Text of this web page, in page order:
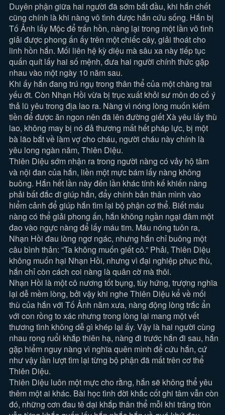
Duyên phận giữa hai người đã sớm bắt đầu, khi hắn chết
cũng chính là khi nàng vô tình được hắn cứu sống. Hắn bị
Tố Ảnh lấy Mộc để trấn hồn, nàng lại trong một lần vô tình
giải được phong ấn ấy trên một chiếc cây, giải thoát cho
linh hồn hắn. Mối liên hệ kỳ diệu mà sâu xa này tiếp tục
quấn quít lấy hai số mệnh, đưa hai người chính thức gặp
nhau vào một ngày 10 năm sau.
Khi ấy hắn đang trú ngụ trong thân thể của một chàng trai
yếu ớt. Còn Nhạn Hồi vừa bị trục xuất khỏi sư môn do cố ý
thả lũ yêu trong địa lao ra. Nàng vì nóng lòng muốn kiếm
tiền để được ăn ngon nên đã lên đường giết Xà yêu lấy thù
lao, không may bị nó đả thương mất hết pháp lực, bị một
bà lão bắt về làm vợ cho cháu, người cháu này chính là
yêu long ngàn năm, Thiên Diệu.
Thiên Diệu sớm nhận ra trong người nàng có vảy hộ tâm
và nội đan của hắn, liền một mực bám lấy nàng không
buông. Hắn hết lần này đến lần khác tính kế khiến nàng
phải bất đắc dĩ giúp hắn, đẩy chính bản thân mình vào
hiểm cảnh để giúp hắn tìm lại bộ phận cơ thể. Biết máu
nàng có thể giải phong ấn, hắn không ngần ngại đâm một
đao vào ngực nàng để lấy máu tim. Máu nóng tuôn ra,
Nhạn Hồi đau lòng ngơ ngác, nhưng hắn chỉ buông một
câu bình thản: “Ta không muốn giết cô.” Phải, Thiên Diệu
không muốn hại Nhạn Hồi, nhưng vì đại nghiệp phục thù,
hắn chỉ còn cách coi nàng là quân cờ mà thôi.
Nhạn Hồi là một cô nương tốt bụng, tùy hứng, trượng nghĩa
lại dễ mềm lòng, bởi vậy khi nghe Thiên Diệu kể về mối
thù của hắn với Tố Ảnh năm xưa, nàng động lòng trắc ẩn
với con rồng to xác nhưng trong lòng lại mang một vết
thương tình không dễ gì khép lại ấy. Vậy là hai người cùng
nhau rong ruổi khắp thiên hạ, nàng đi trước hắn đi sau, hắn
gặp hiểm nguy nàng vì nghĩa quên mình để cứu hắn, cứ
như vậy lần lượt tìm lại từng bộ phận đã mất trên cơ thể
Thiên Diệu.
Thiên Diệu luôn một mực cho rằng, hắn sẽ không thể yêu
thêm một ai khác. Bài học tình đời khắc cốt ghi tâm vẫn còn
đó, những cơn đau tê dại khắp thân thể mỗi khi trăng tròn